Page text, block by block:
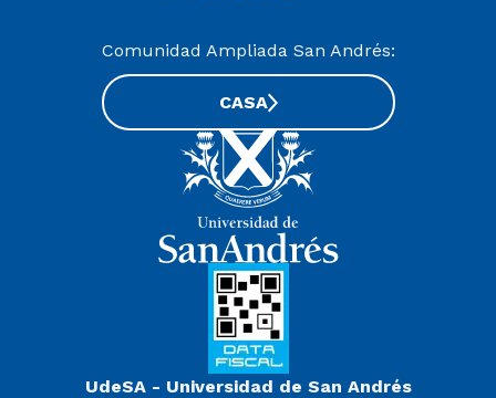
UdeSA - Universidad de San Andrés
Comunidad Ampliada San Andrés:
CASA